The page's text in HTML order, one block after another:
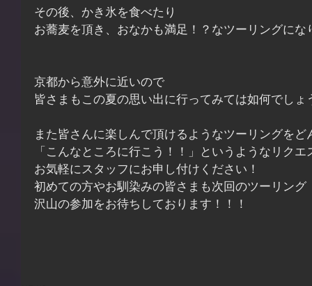
その後、かき氷を食べたり
お蕎麦を頂き、おなかも満足！？なツーリングにな
京都から意外に近いので
皆さまもこの夏の思い出に行ってみては如何でしょ
また皆さんに楽しんで頂けるようなツーリングを
「こんなところに行こう！！」というようなリクエ
お気軽にスタッフにお申し付けください！
初めての方やお馴染みの皆さまも次回のツーリング
沢山の参加をお待ちしております！！！